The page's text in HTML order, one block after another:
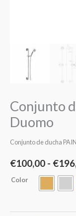
Conjunto
Duomo
Conjunto de ducha
€100,00 - €
Color